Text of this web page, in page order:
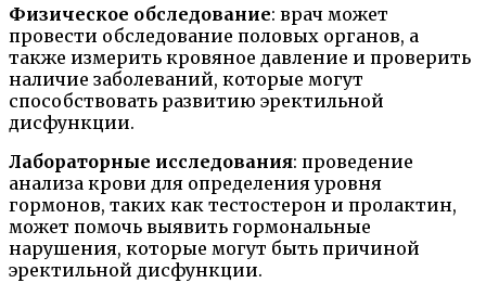
Физическое обследование: врач может
провести обследование половых органов, а
также измерить кровяное давление и проверить
наличие заболеваний, которые могут
способствовать развитию эректильной
дисфункции.
Лабораторные исследования: проведение
анализа крови для определения уровня
гормонов, таких как тестостерон и пролактин,
может помочь выявить гормональные
нарушения, которые могут быть причиной
эректильной дисфункции.